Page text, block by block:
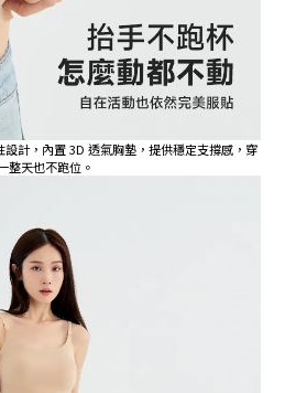
設計，內置 3D 透氣胸墊，提供穩定支撐感，穿
整天也不跑位。